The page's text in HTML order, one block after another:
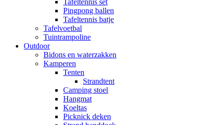
Tafeltennis set
Pingpong ballen
Tafeltennis batje
Tafelvoetbal
Tuintrampoline
Outdoor
Bidons en waterzakken
Kamperen
Tenten
Strandtent
Camping stoel
Hangmat
Koeltas
Picknick deken